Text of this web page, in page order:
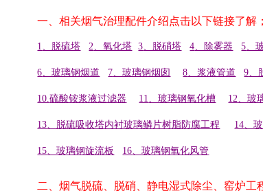
一、相关烟气治理配件介绍点击以下链接了解
1、脱硫塔 2、氧化塔 3、脱硝塔 4、除雾器 5、
6、玻璃钢烟道 7、玻璃钢烟囱 8、浆液管道 9、
10.硫酸铵浆液过滤器 11、玻璃钢氧化槽 12、玻
13、脱硫吸收塔内衬玻璃鳞片树脂防腐工程 14、
15、玻璃钢旋流板 16、玻璃钢氧化风管
二、烟气脱硫、脱硝、静电湿式除尘、窑炉工